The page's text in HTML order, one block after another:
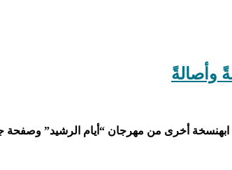
وأصالةً
أخرى من مهرجان “أيام الرشيد”